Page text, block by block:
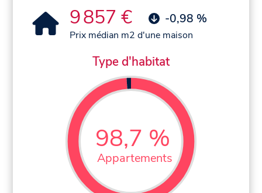
9 857 € -0,98 %
Prix médian m2 d'une maison
Type d'habitat
98,7 %
Appartements